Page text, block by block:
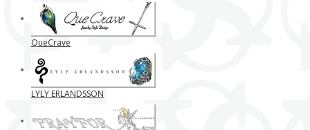
QueCrave
LYLY ERLANDSSON